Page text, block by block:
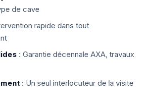
de cave
rapide dans tout
: Garantie décennale AXA, travaux
: Un seul interlocuteur de la visite